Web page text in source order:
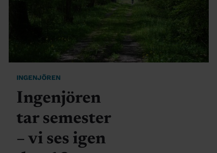
INGENJÖREN
Ingenjören
tar semester
– vi ses igen